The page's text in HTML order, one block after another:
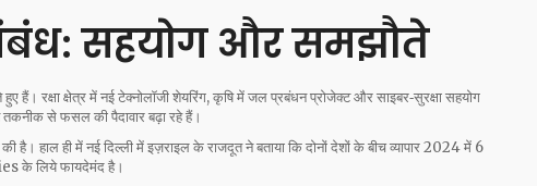
सहयोग और समझौते
रक्षा क्षेत्र में नई टेक्नोलॉजी शेयरिंग, कृषि में जल प्रबंधन प्रोजेक्ट और साइबर‑सुरक्षा सहयोग
से फसल की पैदावार बढ़ा रहे हैं।
है। हाल ही में नई दिल्ली में इज़राइल के राजदूत ने बताया कि दोनों देशों के बीच व्यापार 2024 में 6
के लिये फायदेमंद है।